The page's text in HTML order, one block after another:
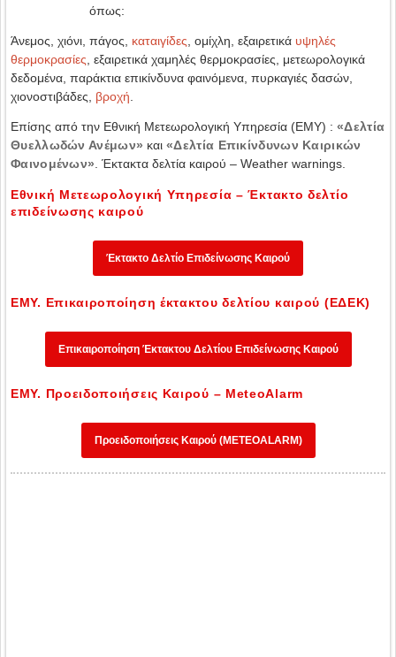
όπως:
Άνεμος, χιόνι, πάγος, καταιγίδες , ομίχλη, εξαιρετικά υψηλές
θερμοκρασίες , εξαιρετικά χαμηλές θερμοκρασίες, μετεωρολογικά
δεδομένα, παράκτια επικίνδυνα φαινόμενα, πυρκαγιές δασών,
χιονοστιβάδες, βροχή
Επίσης από την Εθνική Μετεωρολογική Υπηρεσία (ΕΜΥ) : «Δελτία
Θυελλωδών Ανέμων» και«Δελτία Επικίνδυνων Καιρικών
Φαινομένων» . Έκτακτα δελτία καιρού – Weather warnings.
Εθνική Μετεωρολογική Υπηρεσία – Έκτακτο δελτίο
επιδείνωσης καιρού
Έκτακτο Δελτίο Επιδείνωσης Καιρού
ΕΜΥ. Επικαιροποίηση έκτακτου δελτίου καιρού (ΕΔΕΚ)
Επικαιροποίηση Έκτακτου Δελτίου Επιδείνωσης Καιρού
ΕΜΥ. Προειδοποιήσεις Καιρού – MeteoAlarm
Προειδοποιήσεις Καιρού (METEOALARM)